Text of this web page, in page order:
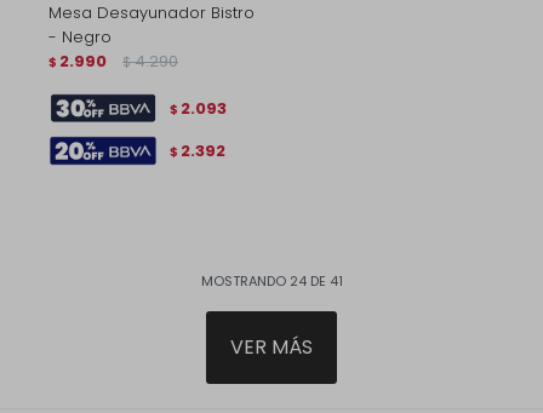
Mesa Desayunador Bistro
- Negro
$ 2.990 $ 4.290
$ 2.093
$ 2.392
MOSTRANDO 24DE 41
VER MÁS